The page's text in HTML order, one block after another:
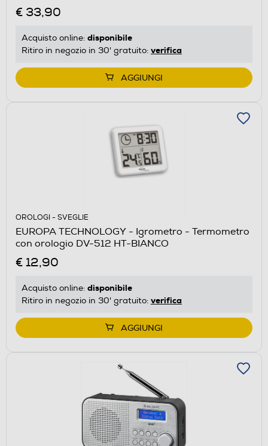
€ 33,90
Acquisto online: disponibile
Ritiro in negozio in 30' gratuito: verifica
AGGIUNGI
OROLOGI - SVEGLIE
EUROPA TECHNOLOGY - Igrometro - Termometro
con orologio DV-512 HT-BIANCO
€ 12,90
Acquisto online: disponibile
Ritiro in negozio in 30' gratuito: verifica
AGGIUNGI